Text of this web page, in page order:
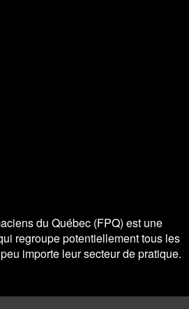
du Québec (FPQ) est une
regroupe potentiellement tous les
importe leur secteur de pratique.